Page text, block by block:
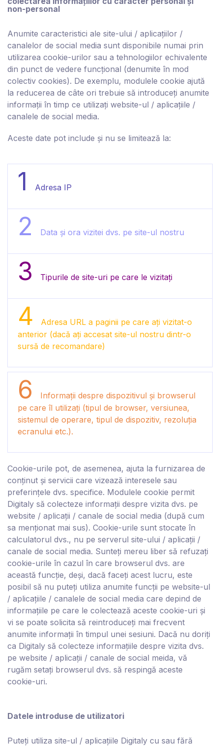
non-personal
Anumite caracteristici ale site-ului / aplicațiilor /
canalelor de social media sunt disponibile numai prin
utilizarea cookie-urilor sau a tehnologiilor echivalente
din punct de vedere funcțional (denumite în mod
colectiv cookies). De exemplu, modulele cookie ajută
la reducerea de câte ori trebuie să introduceți anumite
informații în timp ce utilizați website-ul / aplicațiile /
canalele de social media.
Aceste date pot include și nu se limitează la:
1 Adresa IP
2 Data și ora vizitei dvs. pe site-ul nostru
3 Tipurile de site-uri pe care le vizitați
4
Adresa URL a paginii pe care ați vizitat-o ​​
anterior (dacă ați accesat site-ul nostru dintr-o
sursă de recomandare)
6
Informații despre dispozitivul și browserul
pe care îl utilizați (tipul de browser, versiunea,
sistemul de operare, tipul de dispozitiv, rezoluția
ecranului etc.).
Cookie-urile pot, de asemenea, ajuta la furnizarea de
conținut și servicii care vizează interesele sau
preferințele dvs. specifice. Modulele cookie permit
Digitaly să colecteze informații despre vizita dvs. pe
website / aplicații / canale de social media (după cum
sa menționat mai sus). Cookie-urile sunt stocate în
calculatorul dvs., nu pe serverul site-ului / aplicații /
canale de social media. Sunteți mereu liber să refuzați
cookie-urile în cazul în care browserul dvs. are
această funcție, deși, dacă faceți acest lucru, este
posibil să nu puteți utiliza anumite funcții pe website-ul
/ aplicațiile / canalele de social media care depind de
informațiile pe care le colectează aceste cookie-uri și
vi se poate solicita să reintroduceți mai frecvent
anumite informații în timpul unei sesiuni. Dacă nu doriți
ca Digitaly să colecteze informațiile despre vizita dvs.
pe website / aplicații / canale de social meida, vă
rugăm setați browserul dvs. să respingă aceste
cookie-uri.
Datele introduse de utilizatori
Puteți utiliza site-ul / aplicațiile Digitaly cu sau fără